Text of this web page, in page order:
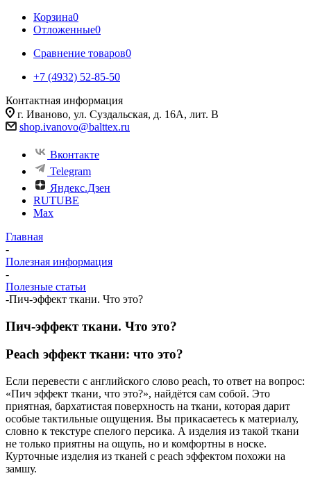
Корзина0
Отложенные0
Сравнение товаров0
+7 (4932) 52-85-50
Контактная информация
г. Иваново, ул. Суздальская, д. 16А, лит. В
shop.ivanovo@balttex.ru
Вконтакте
Telegram
Яндекс.Дзен
RUTUBE
Max
Главная
-
Полезная информация
-
Полезные статьи
-Пич-эффект ткани. Что это?
Пич-эффект ткани. Что это?
Peach эффект ткани: что это?
Если перевести с английского слово peach, то ответ на вопрос:
«Пич эффект ткани, что это?», найдётся сам собой. Это
приятная, бархатистая поверхность на ткани, которая дарит
особые тактильные ощущения. Вы прикасаетесь к материалу,
словно к текстуре спелого персика. А изделия из такой ткани
не только приятны на ощупь, но и комфортны в носке.
Курточные изделия из тканей с peach эффектом похожи на
замшу.